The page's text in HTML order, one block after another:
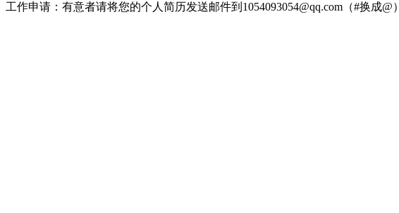
工作申请：有意者请将您的个人简历发送邮件到1054093054@qq.com（#换成@）